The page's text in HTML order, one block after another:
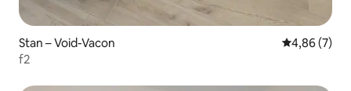
Stan – Void-Vacon Prosječna
4,86 (7)
f2